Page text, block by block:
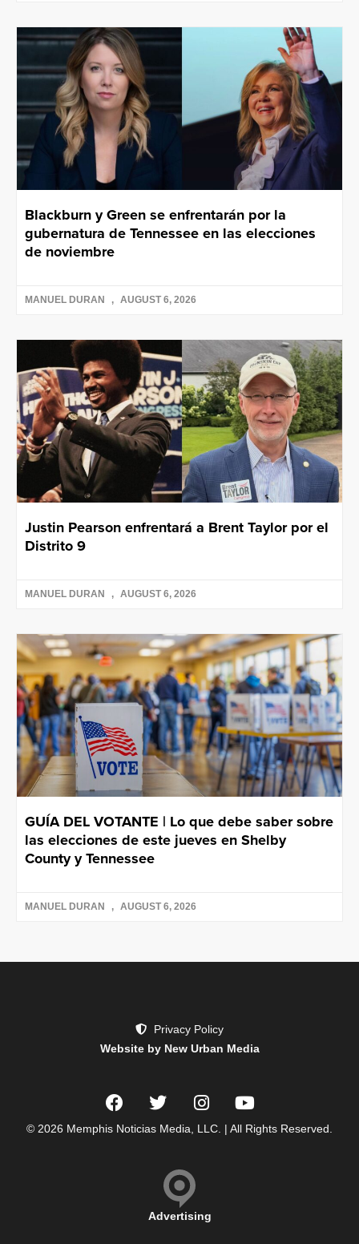
Blackburn y Green se enfrentarán por la
gubernatura de Tennessee en las elecciones
de noviembre
MANUEL DURAN AUGUST 6, 2026
Justin Pearson enfrentará a Brent Taylor por el
Distrito 9
MANUEL DURAN AUGUST 6, 2026
GUÍA DEL VOTANTE | Lo que debe saber sobre
las elecciones de este jueves en Shelby
County y Tennessee
MANUEL DURAN AUGUST 6, 2026
Privacy Policy
Website by New Urban Media
© 2026 Memphis Noticias Media, LLC. | All Rights Reserved.
Advertising